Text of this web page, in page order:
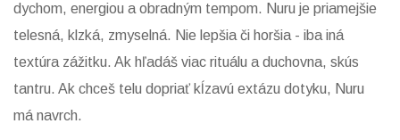
dychom, energiou a obradným tempom. Nuru je priamejšie
telesná, klzká, zmyselná. Nie lepšia či horšia - iba iná
textúra zážitku. Ak hľadáš viac rituálu a duchovna, skús
tantru. Ak chceš telu dopriať kĺzavú extázu dotyku, Nuru
má navrch.